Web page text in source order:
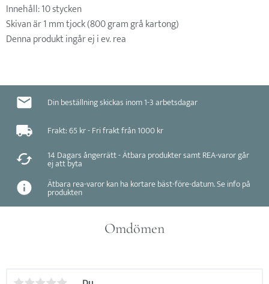
Innehåll: 10 stycken
Skivan är 1 mm tjock (800 gram grå kartong)
Denna produkt ingår ej i ev. rea
Din beställning skickas inom 1-3 arbetsdagar
Frakt: 65 kr - Fri frakt från 1000 kr
14 Dagars ångerrätt - Ätbara produkter samt REA-varor går
ej att byta
Ätbara rea-varor kan ha kortare bäst-före-datum. Se info på
produkten
Omdömen